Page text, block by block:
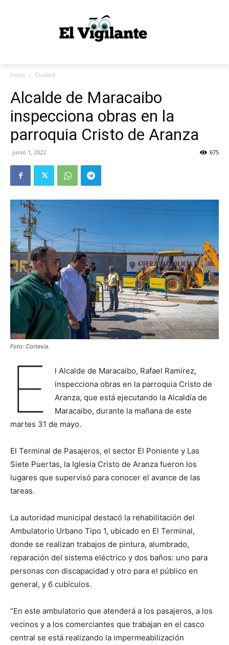
Inicio Ciudad
Alcalde de Maracaibo
inspecciona obras en la
parroquia Cristo de Aranza
junio 1, 2022 675
Foto: Cortesía.
E
l Alcalde de Maracaibo, Rafael Ramírez,
inspecciona obras en la parroquia Cristo de
Aranza, que está ejecutando la Alcaldía de
Maracaibo, durante la mañana de este
martes 31 de mayo.
El Terminal de Pasajeros, el sector El Poniente y Las
Siete Puertas, la Iglesia Cristo de Aranza fueron los
lugares que supervisó para conocer el avance de las
tareas.
La autoridad municipal destacó la rehabilitación del
Ambulatorio Urbano Tipo 1, ubicado en El Terminal,
donde se realizan trabajos de pintura, alumbrado,
reparación del sistema eléctrico y dos baños: uno para
personas con discapacidad y otro para el público en
general, y 6 cubículos.
“En este ambulatorio que atenderá a los pasajeros, a los
vecinos y a los comerciantes que trabajan en el casco
central se está realizando la impermeabilización